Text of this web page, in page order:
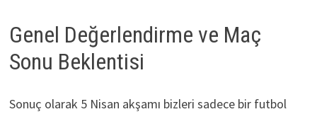
Genel Değerlendirme ve Maç
Sonu Beklentisi
Sonuç olarak 5 Nisan akşamı bizleri sadece bir futbol